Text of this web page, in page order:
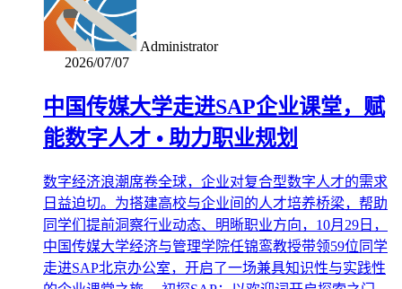
Administrator
2026/07/07
中国传媒大学走进SAP企业课堂，赋
能数字人才 • 助力职业规划
数字经济浪潮席卷全球，企业对复合型数字人才的需求
日益迫切。为搭建高校与企业间的人才培养桥梁，帮助
同学们提前洞察行业动态、明晰职业方向，10月29日，
中国传媒大学经济与管理学院任锦鸾教授带领59位同学
走进SAP北京办公室，开启了一场兼具知识性与实践性